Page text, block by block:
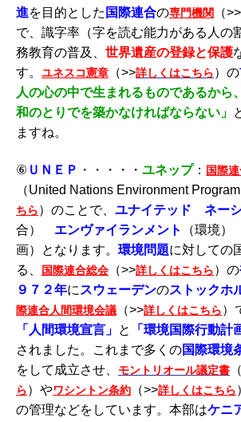
進を目的とした 国際連合の専門機関 （>>
で、識字率（字を読む能力がある人の
務教育の普及、 世界遺産の登録と保護
す。 ユネスコ憲章 （>>詳しくはこちら）の
人の心の中で生まれるものであるから
和のとりでを築かなければならない」
ますね。
⑥ ＵＮＥＰ ・・・・・ ユネップ： 国際
（United Nations Environment
ちら）のことで、 ユナイテッド ネー
合） エンヴァイランメント （環境）
画）となります。 環境問題に対しての
る、
国際連合総会 （>>詳しくはこちら）の
９７２年に スウェーデンのストックホ
際連合人間環境会議 （>>詳しくはこちら）
「人間環境宣言」 と 「環境国際行動計
されました。これまで多くの国際環境
をして成立させ、 モントリオール議定書
ら）やワシントン条約 （>>詳しくはこちら
の管理などをしています。本部はケニ